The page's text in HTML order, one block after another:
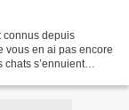
connus depuis
vous en ai pas encore
chats s’ennuient